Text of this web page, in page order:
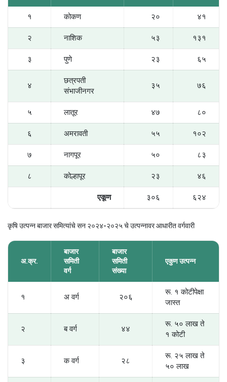
१ कोकण २० ४१
२ नाशिक ५३ १३१
३ पुणे २३ ६५
४
छत्रपती
संभाजीनगर
३५ ७६
५ लातूर ४७ ८०
६ अमरावती ५५ १०२
७ नागपूर ५० ८३
८ कोल्हापूर २३ ४६
एकूण ३०६ ६२४
कृषि उत्पन्न बाजार समित्यांचे सन २०२४-२०२५ चे उत्पन्नावर आधारीत वर्गवारी
अ.क्र.
बाजार
समिती
वर्ग
बाजार
समिती
संख्या
एकुण उत्पन्न
१ अ वर्ग २०६
रू. १ कोटीपेक्षा
जास्त
२ ब वर्ग ४४
रू. ५० लाख ते
१ कोटी
३ क वर्ग २८
रू. २५ लाख ते
५० लाख